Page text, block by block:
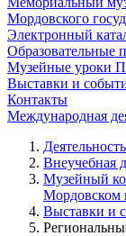
Мордовского
Электронный
Образовательные
Музейные уроки
Выставки и
Контакты
Международная
Деятельность
Внеучебная
Музейный
Мордовском
Выставки и